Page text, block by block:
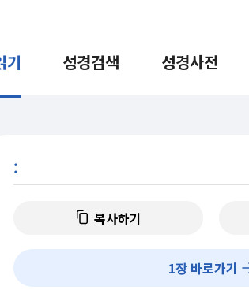
기 성경검색 성경사전
:
복사하기
1장 바로가기